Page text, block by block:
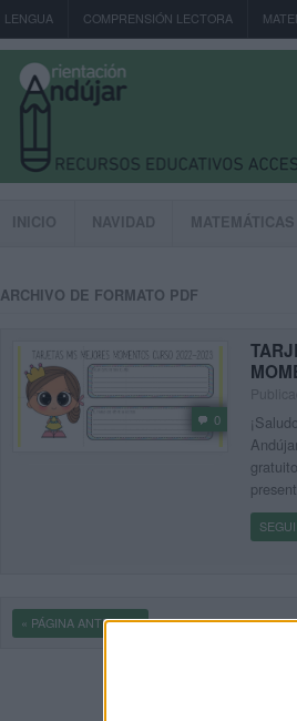
LENGUA COMPRENSIÓN LECTORA
INICIO NAVIDAD MATEMÁTICAS
ARCHIVO DE FORMATO PDF
0
« PÁGINA ANTERIOR